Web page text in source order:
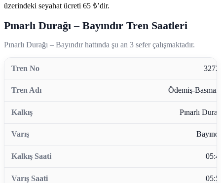
üzerindeki seyahat ücreti 65 ₺’dir.
Pınarlı Durağı – Bayındır Tren Saatleri
Pınarlı Durağı – Bayındır hattında şu an 3 sefer çalışmaktadır.
Ödemiş-
Pınarlı